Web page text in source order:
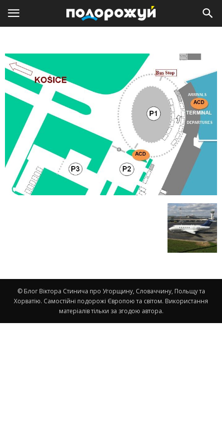
© Блог Віктора Стинича про Угорщину, Словаччину, Польщу та
Хорватію. Самостійні подорожі Європою та світом. Використання
матеріалів тільки за згодою автора.